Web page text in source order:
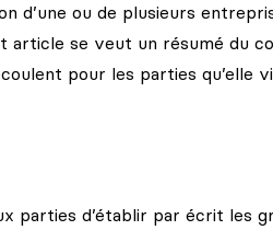
d’une ou de plusieurs
article se veut un résumé du
pour les parties qu’elle
d’établir par écrit les